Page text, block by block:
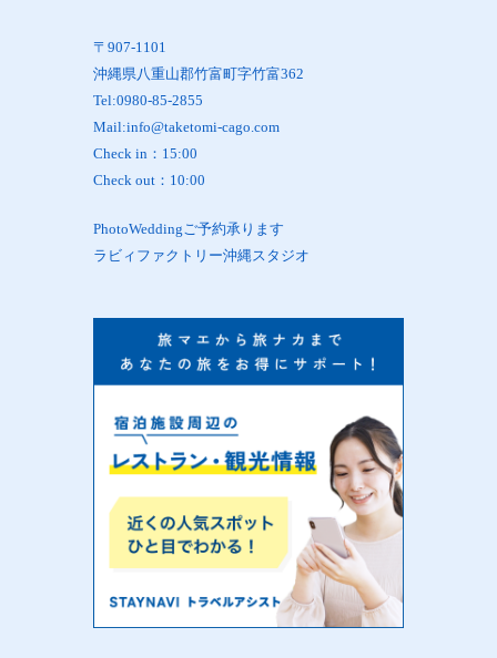
〒907-1101
沖縄県八重山郡竹富町字竹富362
Tel:0980-85-2855
Mail:info@taketomi-cago.com
Check in：15:00
Check out：10:00
PhotoWeddingご予約承ります
ラビィファクトリー沖縄スタジオ